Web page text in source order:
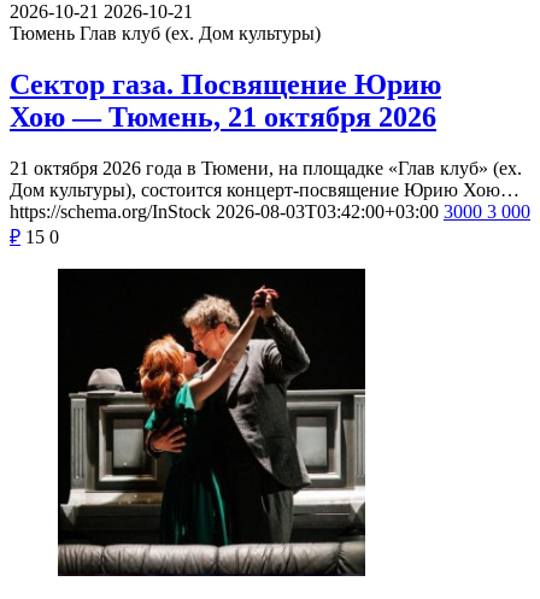
2026-10-21 2026-10-21
Тюмень Глав клуб (ex. Дом культуры)
Сектор газа. Посвящение Юрию
Хою — Тюмень, 21 октября 2026
21 октября 2026 года в Тюмени, на площадке «Глав клуб» (ex.
Дом культуры), состоится концерт-посвящение Юрию Хою…
https://schema.org/InStock 2026-08-03T03:42:00+03:00 3000 3 000
₽ 15 0